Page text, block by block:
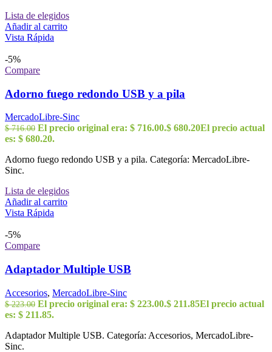
Lista de elegidos
Añadir al carrito
Vista Rápida
-5%
Compare
Adorno fuego redondo USB y a pila
MercadoLibre-Sinc
$716.00 El precio original era: $ 716.00.$ 680.20El precio actual
es: $ 680.20.
Adorno fuego redondo USB y a pila. Categoría: MercadoLibre-
Sinc.
Lista de elegidos
Añadir al carrito
Vista Rápida
-5%
Compare
Adaptador Multiple USB
Accesorios, MercadoLibre-Sinc
$223.00 El precio original era: $ 223.00.$ 211.85El precio actual
es: $ 211.85.
Adaptador Multiple USB. Categoría: Accesorios, MercadoLibre-
Sinc.